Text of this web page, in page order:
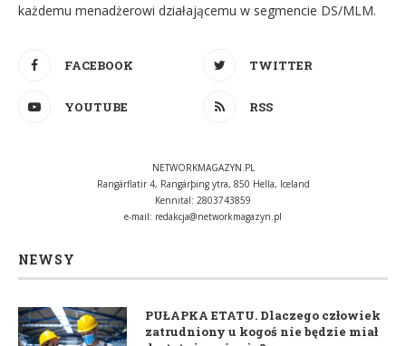
każdemu menadżerowi działającemu w segmencie DS/MLM.
FACEBOOK TWITTER
YOUTUBE RSS
NETWORKMAGAZYN.PL
Rangárflatir 4, Rangárþing ytra, 850 Hella, Iceland
Kennital: 2803743859
e-mail: redakcja@networkmagazyn.pl
NEWSY
PUŁAPKA ETATU. Dlaczego człowiek
zatrudniony u kogoś nie będzie miał